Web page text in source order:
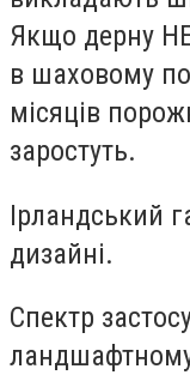
Якщо дерну
в шаховому
місяців
заростуть.
Ірландський
дизайні.
Спектр